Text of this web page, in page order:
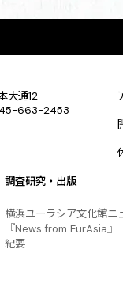
大通12
663-2453
調査研究・出版
横浜ユーラシア文化館ニ
『News from EurAsia』
紀要